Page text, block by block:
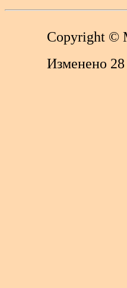
Copyright ©
Изменено 28